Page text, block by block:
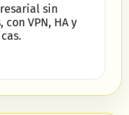
sin
VPN, HA y